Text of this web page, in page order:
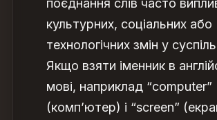
поєднання слів часто
культурних, соціальних або
технологічних змін у
Якщо взяти іменник в
мові, наприклад “computer”
(комп’ютер) і “screen”